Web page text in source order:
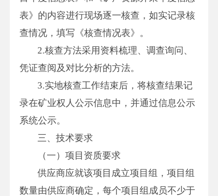
表》的内容进行现场逐一核查，如实记录核
查情况，填写《核查情况表》。
2.核查方法采用资料梳理、调查询问、
凭证查阅及对比分析的方法。
3.实地核查工作结束后，将核查结果记
录在矿业权人公示信息中，并通过信息公示
系统公示。
三、技术要求
（一）项目资质要求
供应商应就该项目成立项目组，项目组
数量由供应商确定，每个项目组成员不少于